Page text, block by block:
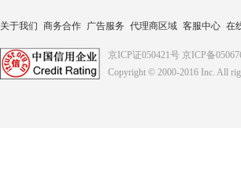
关于我们 商务合作 广告服务 代理商区域 客服中心 在
京ICP证050421号 京ICP备
Copyright © 2000-2016 Inc. All